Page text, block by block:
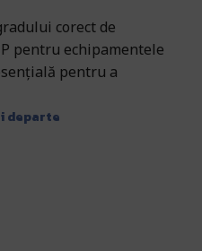
corect de
pentru echipamentele
pentru a
departe